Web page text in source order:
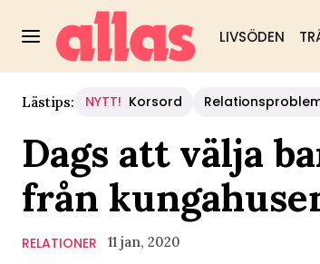
LIVSÖDEN
Lästips: NYTT! Korsord
Dags att välja
från
RELATIONER 11 jan, 2020